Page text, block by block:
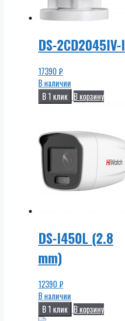
DS-2CD2045IV-I
17390 ₽
В наличии
В 1 клик В корзину
DS-I450L (2.8
mm)
12390 ₽
В наличии
В 1 клик В корзину